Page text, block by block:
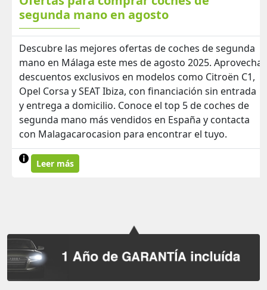
segunda mano en agosto
Descubre las mejores ofertas de coches de segunda
mano en Málaga este mes de agosto 2025. Aprovecha
descuentos exclusivos en modelos como Citroën C1,
Opel Corsa y SEAT Ibiza, con financiación sin entrada
y entrega a domicilio. Conoce el top 5 de coches de
segunda mano más vendidos en España y contacta
con Malagacarocasion para encontrar el tuyo.
Leer más